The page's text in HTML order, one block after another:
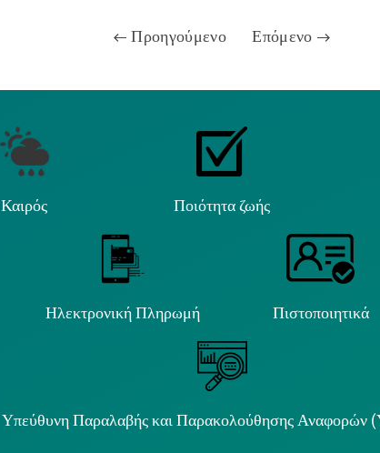
Προηγούμενο Επόμενο
Καιρός Ποιότητα ζωής
Ηλεκτρονική Πληρωμή Πιστοποιητικά
Υπεύθυνη Παραλαβής και Παρακολούθησης